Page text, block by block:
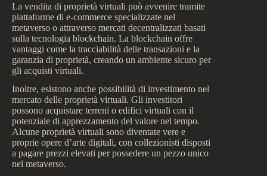
La vendita di proprietà virtuali può avvenire tramite
piattaforme di e-commerce specializzate nel
metaverso o attraverso mercati decentralizzati basati
sulla tecnologia blockchain. La blockchain offre
vantaggi come la tracciabilità delle transazioni e la
garanzia di proprietà, creando un ambiente sicuro per
gli acquisti virtuali.
Inoltre, esistono anche possibilità di investimento nel
mercato delle proprietà virtuali. Gli investitori
possono acquistare terreni o edifici virtuali con il
potenziale di apprezzamento del valore nel tempo.
Alcune proprietà virtuali sono diventate vere e
proprie opere d’arte digitali, con collezionisti disposti
a pagare prezzi elevati per possedere un pezzo unico
nel metaverso.